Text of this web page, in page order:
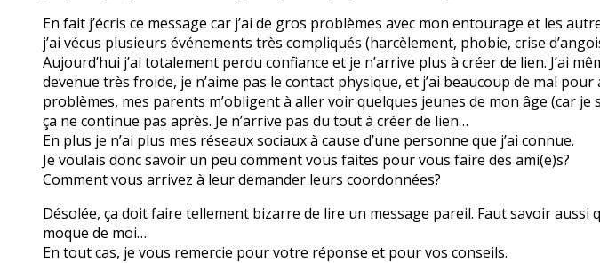
En fait j’écris ce message car j’ai de gros problèmes avec mon entourage et les
j’ai vécus plusieurs événements très compliqués (harcèlement, phobie, crise
Aujourd’hui j’ai totalement perdu confiance et je n’arrive plus à créer de lien. J’ai
devenue très froide, je n’aime pas le contact physique, et j’ai beaucoup de mal
problèmes, mes parents m’obligent à aller voir quelques jeunes de mon âge (car je
ça ne continue pas après. Je n’arrive pas du tout à créer de lien…
En plus je n’ai plus mes réseaux sociaux à cause d’une personne que j’ai connue.
Je voulais donc savoir un peu comment vous faites pour vous faire des ami(e)s?
Comment vous arrivez à leur demander leurs coordonnées?
Désolée, ça doit faire tellement bizarre de lire un message pareil. Faut savoir aussi
moque de moi…
En tout cas, je vous remercie pour votre réponse et pour vos conseils.